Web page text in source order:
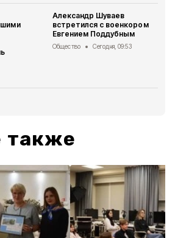
Александр Шуваев
встретился с военкором
Евгением Поддубным
Общество Сегодня, 09:53
также